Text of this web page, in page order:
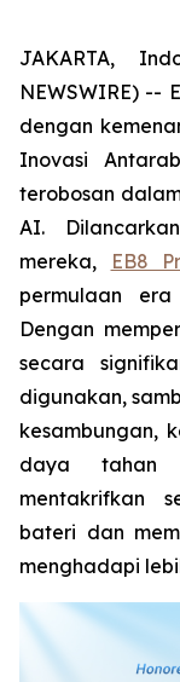
JAKARTA,
NEWSWIRE) --
dengan
Inovasi
terobosan
AI.
mereka,
EB8
permulaan
Dengan
secara
digunakan,
kesambungan,
daya tahan
mentakrifkan
bateri dan
menghadapi